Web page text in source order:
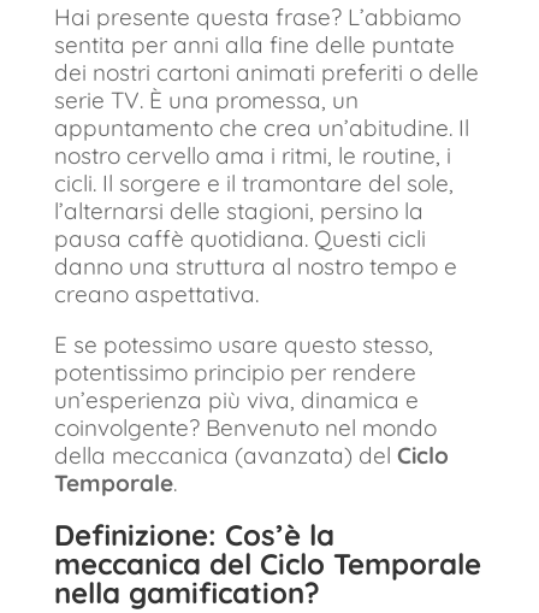
Hai presente questa frase? L’abbiamo
sentita per anni alla fine delle puntate
dei nostri cartoni animati preferiti o delle
serie TV. È una promessa, un
appuntamento che crea un’abitudine. Il
nostro cervello ama i ritmi, le routine, i
cicli. Il sorgere e il tramontare del sole,
l’alternarsi delle stagioni, persino la
pausa caffè quotidiana. Questi cicli
danno una struttura al nostro tempo e
creano aspettativa.
E se potessimo usare questo stesso,
potentissimo principio per rendere
un’esperienza più viva, dinamica e
coinvolgente? Benvenuto nel mondo
della meccanica (avanzata) del Ciclo
Temporale.
Definizione: Cos’è la
meccanica del Ciclo Temporale
nella gamification?